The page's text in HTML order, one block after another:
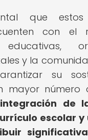
que estos
con el
educativas,
y la
su
mayor número
de
escolar